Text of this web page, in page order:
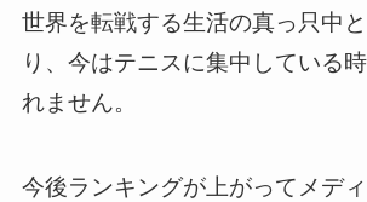
世界を転戦する生活の真っ只中
り、今はテニスに集中している
れません。
今後ランキングが上がってメデ